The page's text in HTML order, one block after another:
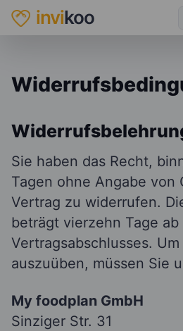
invikoo
Sie haben das Recht,
Tagen ohne Angabe von
Vertrag zu widerrufen.
beträgt vierzehn Tage ab
Vertragsabschlusses.
auszuüben, müssen Sie
My foodplan GmbH
Sinziger Str. 31